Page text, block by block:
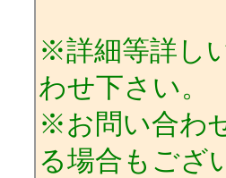
※詳細等詳し
わせ下さい。
※お問い合わ
る場合もござ